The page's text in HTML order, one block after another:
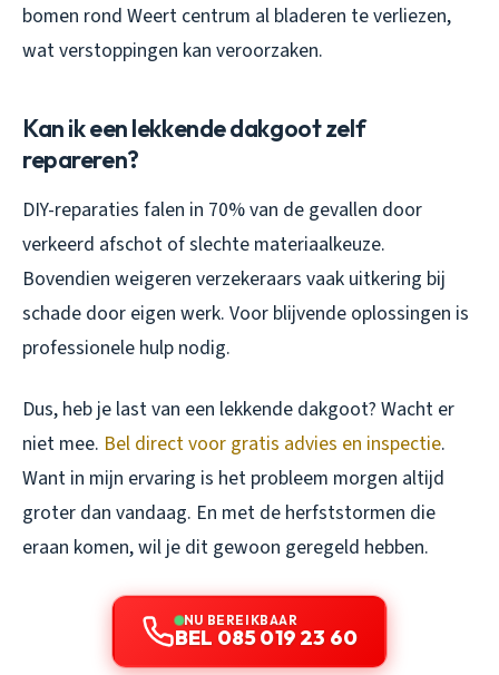
bomen rond Weert centrum al bladeren te verliezen,
wat verstoppingen kan veroorzaken.
Kan ik een lekkende dakgoot zelf
repareren?
DIY-reparaties falen in 70% van de gevallen door
verkeerd afschot of slechte materiaalkeuze.
Bovendien weigeren verzekeraars vaak uitkering bij
schade door eigen werk. Voor blijvende oplossingen is
professionele hulp nodig.
Dus, heb je last van een lekkende dakgoot? Wacht er
niet mee. Bel direct voor gratis advies en inspectie.
Want in mijn ervaring is het probleem morgen altijd
groter dan vandaag. En met de herfststormen die
eraan komen, wil je dit gewoon geregeld hebben.
NU BEREIKBAAR
BEL 085 019 23 60